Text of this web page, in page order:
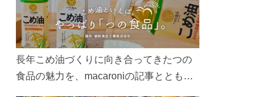
長年こめ油づくりに向き合ってきたつの
食品の魅力を、macaroniの記事とともに